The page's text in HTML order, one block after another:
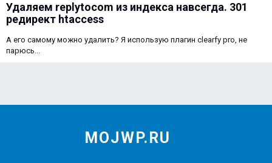
Удаляем replytocom из индекса навсегда. 301
редирект htaccess
А его самому можно удалить? Я использую плагин clearfy pro, не
парюсь...
MOJWP.RU